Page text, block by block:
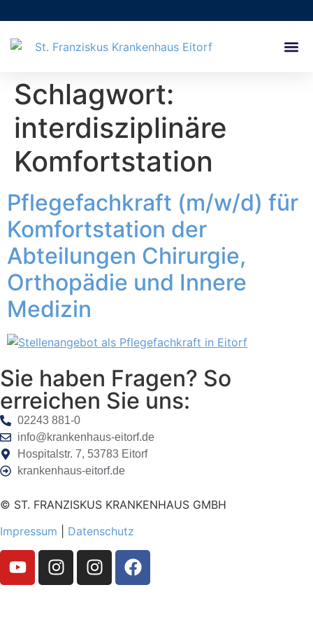
Schlagwort:
interdisziplinäre
Komfortstation
Pflegefachkraft (m/w/d) für
Komfortstation der
Abteilungen Chirurgie,
Orthopädie und Innere
Medizin
Sie haben Fragen? So
erreichen Sie uns:
02243 881-0
info@krankenhaus-eitorf.de
Hospitalstr. 7, 53783 Eitorf
krankenhaus-eitorf.de
© ST. FRANZISKUS KRANKENHAUS GMBH
Impressum
Datenschutz